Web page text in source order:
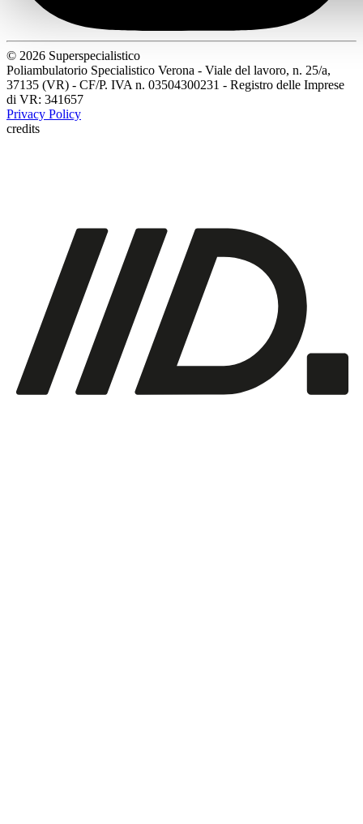
© 2026 Superspecialistico
Poliambulatorio Specialistico Verona - Viale del lavoro, n. 25/a,
37135 (VR) - CF/P. IVA n. 03504300231 - Registro delle Imprese
di VR: 341657
Privacy Policy
credits